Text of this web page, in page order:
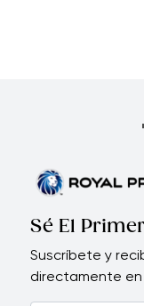
Sé El
Suscríbete y
directamente en